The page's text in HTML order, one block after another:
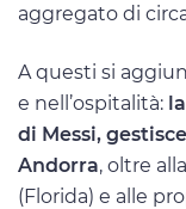
aggregato di
A questi si
e nell’ospitalità:
di Messi,
Andorra, oltre
(Florida) e alle